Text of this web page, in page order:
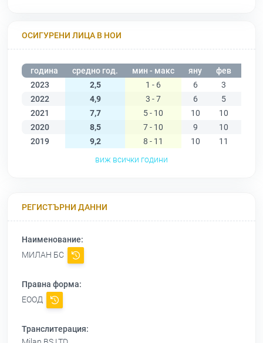
ОСИГУРЕНИ ЛИЦА В НОИ
година средно год. мин - макс яну фев
2023
2,5 1 - 6 6 3
2022
4,9 3 - 7 6 5
2021
7,7 5 - 10 10 10
2020
8,5 7 - 10 9 10
2019
9,2 8 - 11 10 11
виж всички години
РЕГИСТЪРНИ ДАННИ
Наименование:
МИЛАН БС
Правна форма:
ЕООД
Транслитерация: